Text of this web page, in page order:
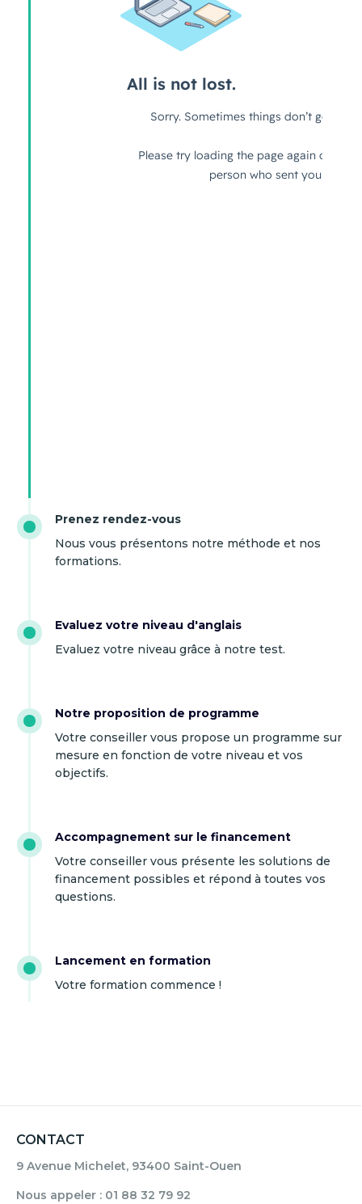
Prenez rendez-vous
Nous vous présentons notre méthode et nos
formations.
Evaluez votre niveau d'anglais
Evaluez votre niveau grâce à notre test.
Notre proposition de programme
Votre conseiller vous propose un programme sur
mesure en fonction de votre niveau et vos
objectifs.
Accompagnement sur le financement
Votre conseiller vous présente les solutions de
financement possibles et répond à toutes vos
questions.
Lancement en formation
Votre formation commence !
CONTACT
9 Avenue Michelet, 93400 Saint-Ouen
Nous appeler : 01 88 32 79 92